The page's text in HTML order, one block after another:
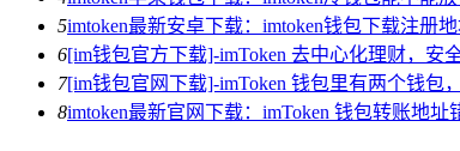
5imtoken最新安卓下载：imtoken钱包下载注册
6[im钱包官方下载]-imToken 去中心化理财，安
7[im钱包官网下载]-imToken 钱包里有两个钱包
8imtoken最新官网下载：imToken 钱包转账地